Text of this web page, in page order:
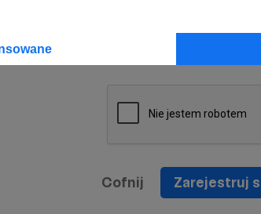
na
informacji handlowych -
Cofnij Zarejestruj